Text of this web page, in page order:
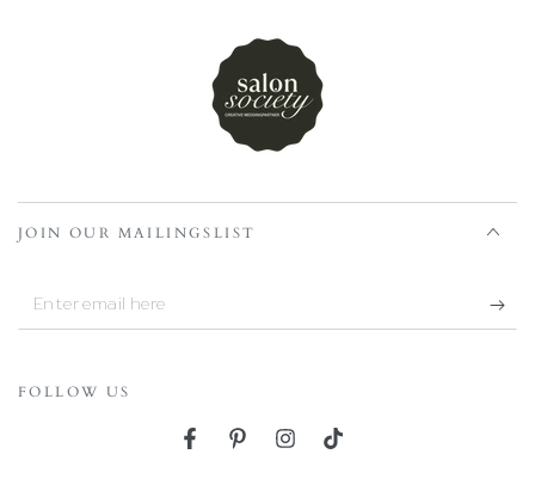
JOIN OUR MAILINGSLIST
Enter
email
FOLLOW US
FacebookPinterestInstagram
TikTok